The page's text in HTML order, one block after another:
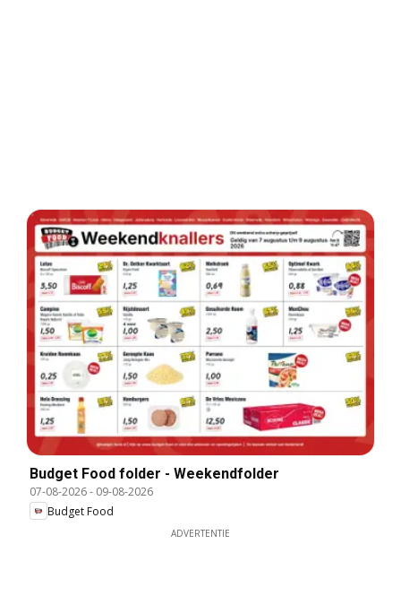
Budget Food folder - Weekendfolder
07-08-2026- 09-08-2026
Budget Food
ADVERTENTIE